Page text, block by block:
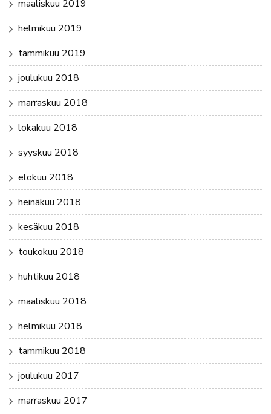
maaliskuu 2019
helmikuu 2019
tammikuu 2019
joulukuu 2018
marraskuu 2018
lokakuu 2018
syyskuu 2018
elokuu 2018
heinäkuu 2018
kesäkuu 2018
toukokuu 2018
huhtikuu 2018
maaliskuu 2018
helmikuu 2018
tammikuu 2018
joulukuu 2017
marraskuu 2017